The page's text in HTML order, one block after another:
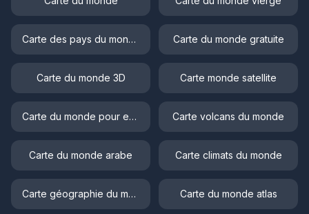
Carte des pays du monde Carte du monde gratuite
Carte du monde 3D Carte monde satellite
Carte du monde pour enfant Carte volcans du monde
Carte du monde arabe Carte climats du monde
Carte géographie du monde Carte du monde atlas